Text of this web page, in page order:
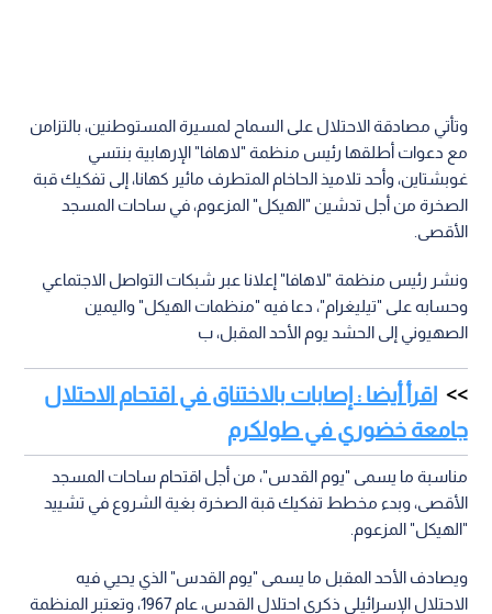
وتأتي مصادقة الاحتلال على السماح لمسيرة المستوطنين، بالتزامن
مع دعوات أطلقها رئيس منظمة "لاهافا" الإرهابية بنتسي
غوبشتاين، وأحد تلاميذ الحاخام المتطرف مائير كهانا، إلى تفكيك قبة
الصخرة من أجل تدشين "الهيكل" المزعوم، في ساحات المسجد
الأقصى.
ونشر رئيس منظمة "لاهافا" إعلانا عبر شبكات التواصل الاجتماعي
وحسابه على "تيليغرام"، دعا فيه "منظمات الهيكل" واليمين
الصهيوني إلى الحشد يوم الأحد المقبل، ب
اقرأ أيضا : إصابات بالاختناق في اقتحام الاحتلال
جامعة خضوري في طولكرم
مناسبة ما يسمى "يوم القدس"، من أجل اقتحام ساحات المسجد
الأقصى، وبدء مخطط تفكيك قبة الصخرة بغية الشروع في تشييد
"الهيكل" المزعوم.
ويصادف الأحد المقبل ما يسمى "يوم القدس" الذي يحيي فيه
الاحتلال الإسرائيلي ذكرى احتلال القدس، عام 1967، وتعتبر المنظمة